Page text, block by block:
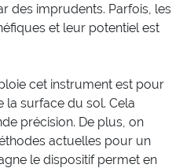
des imprudents. Parfois, les
et leur potentiel est
cet instrument est pour
la surface du sol. Cela
précision. De plus, on
actuelles pour un
le dispositif permet en